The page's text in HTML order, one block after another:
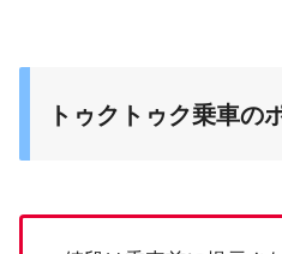
トゥクトゥク乗車の